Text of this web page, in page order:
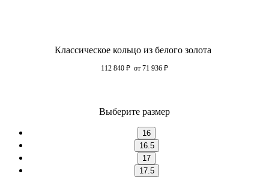
Классическое кольцо из белого золота
112 840 ₽ от 71 936 ₽
Выберите размер
16
16.5
17
17.5